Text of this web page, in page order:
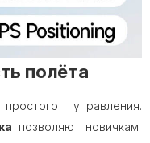
полёта
управления.
позволяют новичкам